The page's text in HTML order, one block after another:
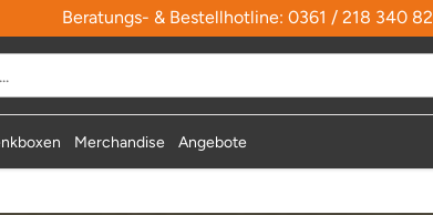
Beratungs- & Bestellhotline: 0361 / 218 340 82
Merchandise Angebote